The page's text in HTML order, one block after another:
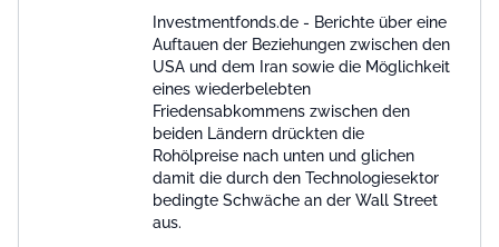
Investmentfonds.de - Berichte über eine
Auftauen der Beziehungen zwischen den
USA und dem Iran sowie die Möglichkeit
eines wiederbelebten
Friedensabkommens zwischen den
beiden Ländern drückten die
Rohölpreise nach unten und glichen
damit die durch den Technologiesektor
bedingte Schwäche an der Wall Street
aus.